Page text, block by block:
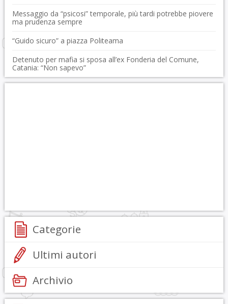
Messaggio da “psicosi” temporale, più tardi potrebbe piovere
ma prudenza sempre
“Guido sicuro” a piazza Politeama
Detenuto per mafia si sposa all’ex Fonderia del Comune,
Catania: “Non sapevo”
Categorie
Ultimi autori
Archivio